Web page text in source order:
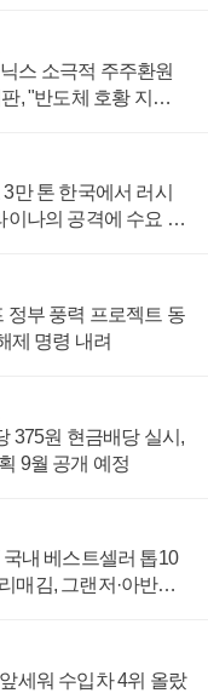
스 소극적 주주환원
, "반도체 호황 지속
만 톤 한국에서 러시
이나의 공격에 수요 늘
정부 풍력 프로젝트 동
제 명령 내려
375원 현금배당 실시,
9월 공개 예정
내 베스트셀러 톱10
매김, 그랜저·아반떼
세워 수입차 4위 올랐